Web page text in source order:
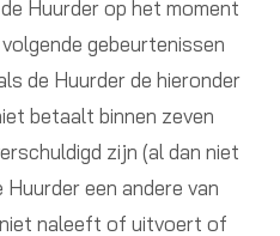
Huurder op het moment
gebeurtenissen
de Huurder de hieronder
betaalt binnen zeven
zijn (al dan niet
een andere van
naleeft of uitvoert of